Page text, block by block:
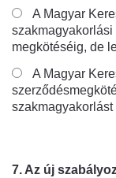
A Magyar
megkötéséig, de
A Magyar
szakmagyakorlást
7. Az új